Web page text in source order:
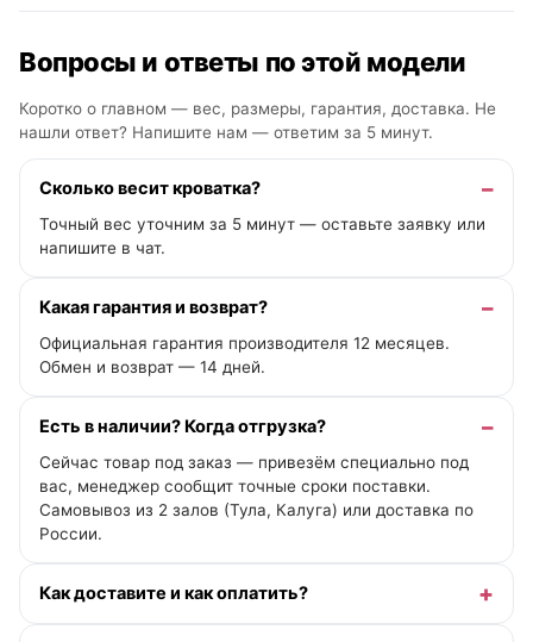
Вопросы и ответы по этой модели
Коротко о главном — вес, размеры, гарантия, доставка. Не
нашли ответ? Напишите нам — ответим за 5 минут.
Сколько весит кроватка?
Точный вес уточним за 5 минут — оставьте заявку или
напишите в чат.
Какая гарантия и возврат?
Официальная гарантия производителя 12 месяцев.
Обмен и возврат — 14 дней.
Есть в наличии? Когда отгрузка?
Сейчас товар под заказ — привезём специально под
вас, менеджер сообщит точные сроки поставки.
Самовывоз из 2 залов (Тула, Калуга) или доставка по
России.
Как доставите и как оплатить?